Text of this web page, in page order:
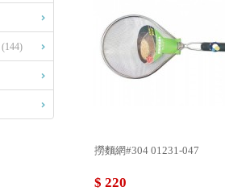
(144)
撈麵網#304 01231-047
$ 220